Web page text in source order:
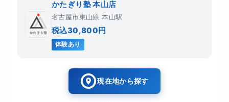
かたぎり塾 本山店
名古屋市東山線 本山駅
税込30,800円
体験あり
現在地から探す